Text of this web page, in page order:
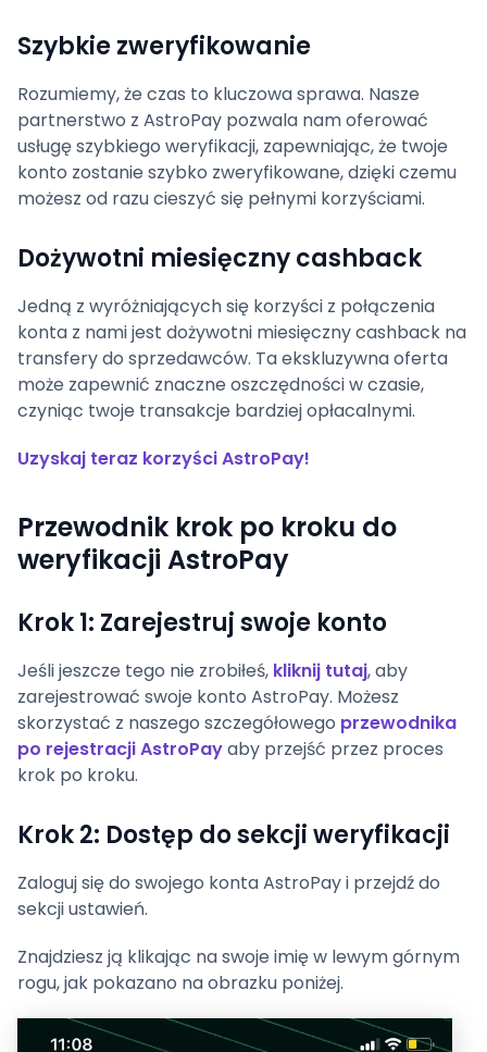
Szybkie zweryfikowanie
Rozumiemy, że czas to kluczowa sprawa. Nasze
partnerstwo z AstroPay pozwala nam oferować
usługę szybkiego weryfikacji, zapewniając, że twoje
konto zostanie szybko zweryfikowane, dzięki czemu
możesz od razu cieszyć się pełnymi korzyściami.
Dożywotni miesięczny cashback
Jedną z wyróżniających się korzyści z połączenia
konta z nami jest dożywotni miesięczny cashback na
transfery do sprzedawców. Ta ekskluzywna oferta
może zapewnić znaczne oszczędności w czasie,
czyniąc twoje transakcje bardziej opłacalnymi.
Uzyskaj teraz korzyści AstroPay!
Przewodnik krok po kroku do
weryfikacji AstroPay
Krok 1: Zarejestruj swoje konto
Jeśli jeszcze tego nie zrobiłeś, kliknij tutaj, aby
zarejestrować swoje konto AstroPay. Możesz
skorzystać z naszego szczegółowego przewodnika
po rejestracji AstroPayaby przejść przez proces
krok po kroku.
Krok 2: Dostęp do sekcji weryfikacji
Zaloguj się do swojego konta AstroPay i przejdź do
sekcji ustawień.
Znajdziesz ją klikając na swoje imię w lewym górnym
rogu, jak pokazano na obrazku poniżej.